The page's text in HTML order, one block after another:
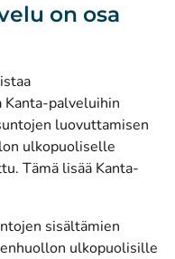
on osa
palveluihin
luovuttamisen
ulkopuoliselle
Tämä lisää Kanta-
sisältämien
ulkopuolisille